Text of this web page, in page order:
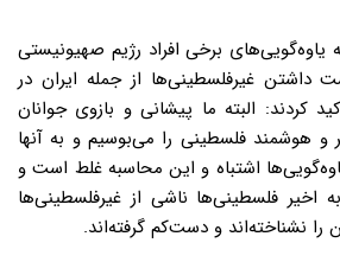
یاوه‌گویی‌های برخی افراد رژیم صهیونیستی
داشتن غیرفلسطینی‌ها از جمله ایران در
کردند: البته ما پیشانی و بازوی جوانان
و هوشمند فلسطینی را می‌بوسیم و به آنها
اشتباه و این محاسبه غلط است و
اخیر فلسطینی‌ها ناشی از غیرفلسطینی‌ها
نشناخته‌اند و دست‌کم گرفته‌اند.